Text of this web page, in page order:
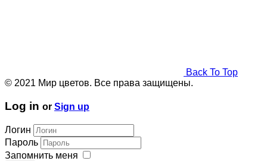
Back To Top
© 2021 Мир цветов. Все права защищены.
Log in or Sign up
Логин
Пароль
Запомнить меня